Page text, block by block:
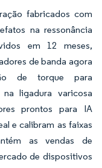
fabricados com
na ressonância
em 12 meses,
de banda agora
de torque para
ligadura varicosa
prontos para IA
e calibram as faixas
as vendas de
de dispositivos